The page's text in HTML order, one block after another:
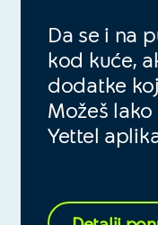
Da se i na
kod kuće,
dodatke
Možeš
Yettel